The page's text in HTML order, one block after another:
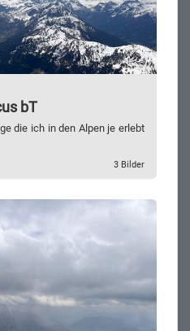
bT
die ich in den Alpen je erlebt
3 Bilder